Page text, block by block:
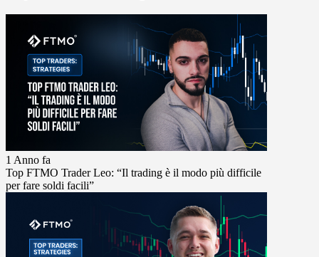
1 Anno fa
Top FTMO Trader Leo: “Il trading è il modo più difficile
per fare soldi facili”